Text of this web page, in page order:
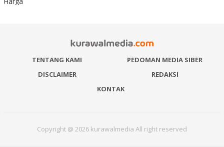
TENTANG KAMI
PEDOMAN MEDIA SIBER
DISCLAIMER
REDAKSI
KONTAK
Copyright @ 2026 kurawalmedia All right reserved